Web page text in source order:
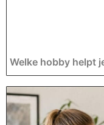
Welke hobby helpt